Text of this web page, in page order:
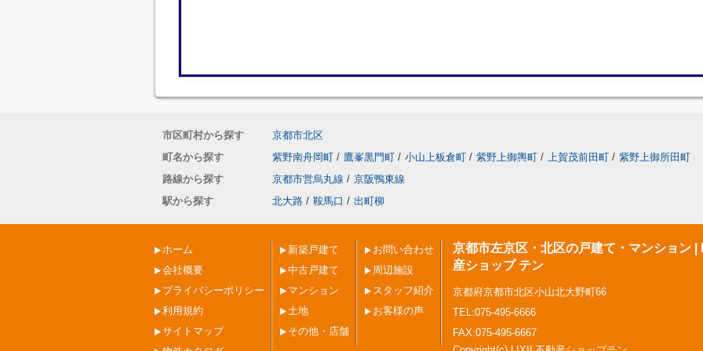
市区町村から探す
京都市北区
町名から探す
紫野南舟岡町 / 鷹峯黒門町 / 小山上板倉町 / 紫野上御輿町 / 上賀茂前田町 / 紫野上御所田町
路線から探す
京都市営烏丸線 / 京阪鴨東線
駅から探す
北大路 / 鞍馬口 / 出町柳
ホーム
会社概要
プライバシーポリシー
利用規約
サイトマップ
新築戸建て
中古戸建て
マンション
土地
その他・店舗
お問い合わせ
周辺施設
スタッフ紹介
お客様の声
京都市左京区・北区の戸建て・マンション |
産ショップ テン
京都府京都市北区小山北大野町66
TEL:075-495-6666
FAX:075-495-6667